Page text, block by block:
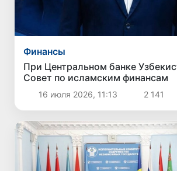
Финансы
При Центральном банке
Совет по исламским финансам
16 июля 2026, 11:13 2 141